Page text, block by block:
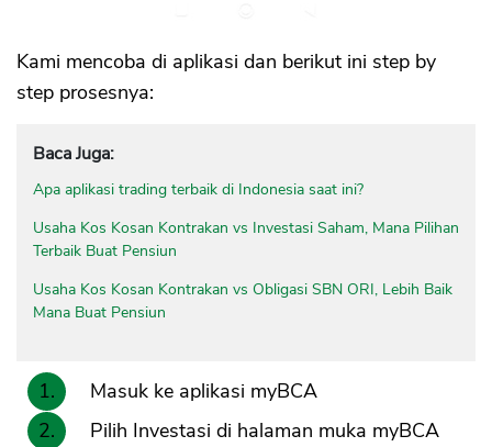
Kami mencoba di aplikasi dan berikut ini step by
step prosesnya:
Baca Juga:
Apa aplikasi trading terbaik di Indonesia saat ini?
Usaha Kos Kosan Kontrakan vs Investasi Saham, Mana Pilihan
Terbaik Buat Pensiun
Usaha Kos Kosan Kontrakan vs Obligasi SBN ORI, Lebih Baik
Mana Buat Pensiun
Masuk ke aplikasi myBCA
Pilih Investasi di halaman muka myBCA